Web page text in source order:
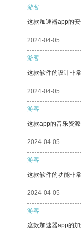
游客
这款加速器app的
2024-04-05
游客
这款软件的设计非
2024-04-05
游客
这款app的音乐资
2024-04-05
游客
这款软件的功能非
2024-04-05
游客
这款加速器app的